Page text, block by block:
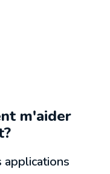
m'aider
applications